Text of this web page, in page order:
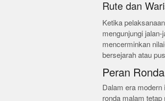
Rute dan
Ketika
mengunjungi
mencerminkan
bersejarah atau
Peran
Dalam era
ronda malam